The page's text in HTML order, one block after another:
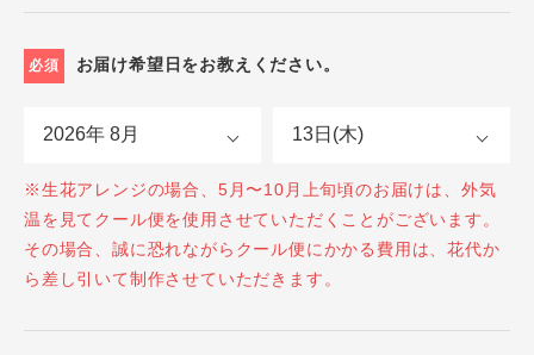
必須 お届け希望日をお教えください。
※生花アレンジの場合、5月〜10月上旬頃のお届けは、外気
温を見てクール便を使用させていただくことがございます。
その場合、誠に恐れながらクール便にかかる費用は、花代か
ら差し引いて制作させていただきます。